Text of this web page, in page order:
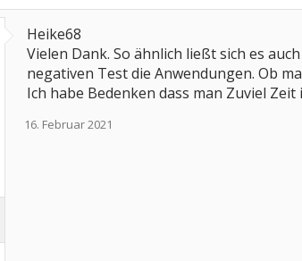
Heike68
Vielen Dank. So ähnlich ließt sich es
negativen Test die Anwendungen. Ob
Ich habe Bedenken dass man Zuviel
16. Februar 2021